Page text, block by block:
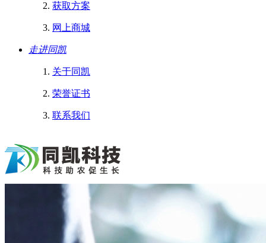
获取方案
网上商城
走进同凯
关于同凯
荣誉证书
联系我们